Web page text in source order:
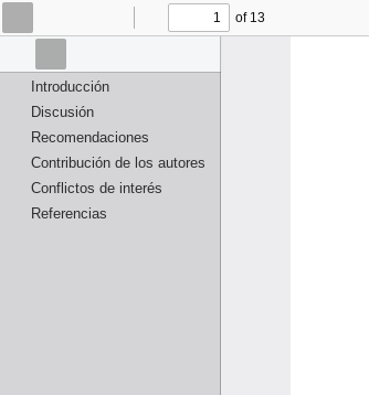
Thumbnails
Document
Outline
Introducción
Discusión
Recomendaciones
Contribución de los autores
Conflictos de interés
Referencias
Toggle
Previous
Next
of 13